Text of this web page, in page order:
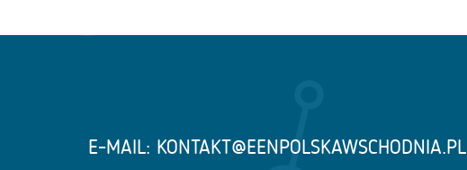
E-MAIL: KONTAKT@EENPOLSKAWSCHODNIA.PL